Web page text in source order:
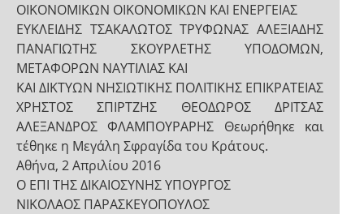
ΟΙΚΟΝΟΜΙΚΩΝ ΟΙΚΟΝΟΜΙΚΩΝ ΚΑΙ ΕΝΕΡΓΕΙΑΣ
ΕΥΚΛΕΙΔΗΣ ΤΣΑΚΑΛΩΤΟΣ ΤΡΥΦΩΝΑΣ ΑΛΕΞΙΑΔΗΣ
ΠΑΝΑΓΙΩΤΗΣ ΣΚΟΥΡΛΕΤΗΣ ΥΠΟΔΟΜΩΝ,
ΜΕΤΑΦΟΡΩΝ ΝΑΥΤΙΛΙΑΣ ΚΑΙ
ΚΑΙ ΔΙΚΤΥΩΝ ΝΗΣΙΩΤΙΚΗΣ ΠΟΛΙΤΙΚΗΣ ΕΠΙΚΡΑΤΕΙΑΣ
ΧΡΗΣΤΟΣ ΣΠΙΡΤΖΗΣ ΘΕΟΔΩΡΟΣ ΔΡΙΤΣΑΣ
ΑΛΕΞΑΝΔΡΟΣ ΦΛΑΜΠΟΥΡΑΡΗΣ Θεωρήθηκε και
τέθηκε η Μεγάλη Σφραγίδα του Κράτους.
Αθήνα, 2 Απριλίου 2016
Ο ΕΠΙ ΤΗΣ ΔΙΚΑΙΟΣΥΝΗΣ ΥΠΟΥΡΓΟΣ
ΝΙΚΟΛΑΟΣ ΠΑΡΑΣΚΕΥΟΠΟΥΛΟΣ